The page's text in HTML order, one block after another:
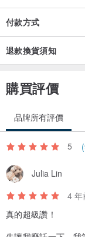
付款方式
退款換貨須知
購買評價
品牌所有評價
5
Julia Lin
4 年
真的超級讚！